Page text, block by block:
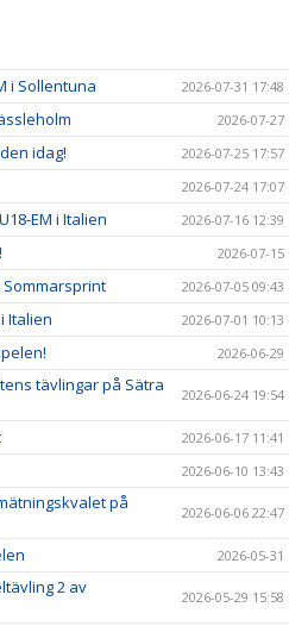
i Sollentuna 2026-07-31 17:48
2026-07-27
idag! 2026-07-25 17:57
2026-07-24 17:07
EM i Italien 2026-07-16 12:39
2026-07-15
Sommarsprint 2026-07-05 09:43
Italien 2026-07-01 10:13
2026-06-29
tävlingar på Sätra
2026-06-24 19:54
2026-06-17 11:41
2026-06-10 13:43
på
2026-06-06 22:47
2026-05-31
2 av
2026-05-29 15:58